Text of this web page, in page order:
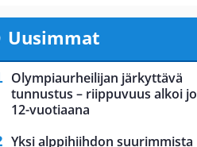
Uusimmat
Olympiaurheilijan järkyttävä
tunnustus – riippuvuus alkoi jo
12-vuotiaana
Yksi alppihiihdon suurimmista